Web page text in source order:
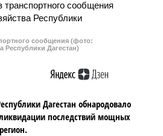
сообщения (фото:
Республики Дагестан)
Дагестан обнародовало
последствий мощных